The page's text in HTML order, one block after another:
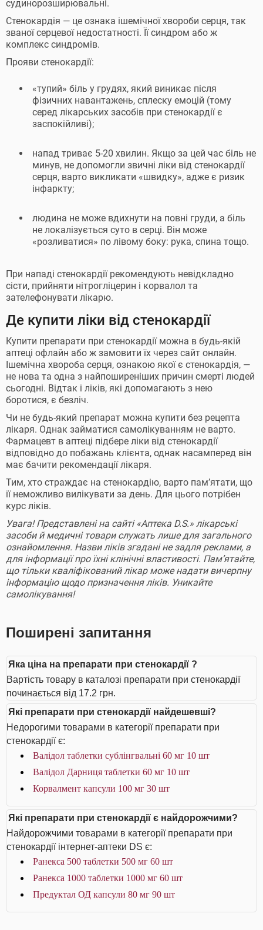
судинорозширювальні.
Стенокардія — це ознака ішемічної хвороби серця, так
званої серцевої недостатності. Її синдром або ж
комплекс синдромів.
Прояви стенокардії:
«тупий» біль у грудях, який виникає після
фізичних навантажень, сплеску емоцій (тому
серед лікарських засобів при стенокардії є
заспокійливі);
напад триває 5-20 хвилин. Якщо за цей час біль не
минув, не допомогли звичні ліки від стенокардії
серця, варто викликати «швидку», адже є ризик
інфаркту;
людина не може вдихнути на повні груди, а біль
не локалізується суто в серці. Він може
«розливатися» по лівому боку: рука, спина тощо.
При нападі стенокардії рекомендують невідкладно
сісти, прийняти нітрогліцерин і корвалол та
зателефонувати лікарю.
Де купити ліки від стенокардії
Купити препарати при стенокардії можна в будь-якій
аптеці офлайн або ж замовити їх через сайт онлайн.
Ішемічна хвороба серця, ознакою якої є стенокардія, —
не нова та одна з найпоширеніших причин смерті людей
сьогодні. Відтак і ліків, які допомагають з нею
боротися, є безліч.
Чи не будь-який препарат можна купити без рецепта
лікаря. Однак займатися самолікуванням не варто.
Фармацевт в аптеці підбере ліки від стенокардії
відповідно до побажань клієнта, однак насамперед він
має бачити рекомендації лікаря.
Тим, хто страждає на стенокардію, варто пам’ятати, що
її неможливо вилікувати за день. Для цього потрібен
курс ліків.
Увага! Представлені на сайті «Аптека D.S.» лікарські
засоби й медичні товари служать лише для загального
ознайомлення. Назви ліків згадані не задля реклами, а
для інформації про їхні клінічні властивості. Пам’ятайте,
що тільки кваліфікований лікар може надати вичерпну
інформацію щодо призначення ліків. Уникайте
самолікування!
Поширені запитання
Яка ціна на препарати при стенокардії ?
Вартість товару в каталозі препарати при стенокардії
починається від 17.2 грн.
Які препарати при стенокардії найдешевші?
Недорогими товарами в категорії препарати при
стенокардії є:
Валідол таблетки сублінгвальні 60 мг 10 шт
Валідол Дарниця таблетки 60 мг 10 шт
Корвалмент капсули 100 мг 30 шт
Які препарати при стенокардії є найдорожчими?
Найдорожчими товарами в категорії препарати при
стенокардії інтернет-аптеки DS є:
Ранекса 500 таблетки 500 мг 60 шт
Ранекса 1000 таблетки 1000 мг 60 шт
Предуктал ОД капсули 80 мг 90 шт